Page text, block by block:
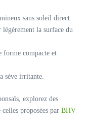
sans soleil direct.
légèrement la surface du
compacte et
sève irritante.
explorez des
proposées par BHV